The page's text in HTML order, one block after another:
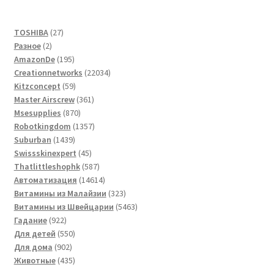
TOSHIBA 2727
Разное 22
товара
AmazonDe 195195
товаров
Creationnetworks 2203422034
Kitzconcept 5959
товаров
Master Airscrew 361361
Msesupplies 870870
товаров
Robotkingdom 13571357
Suburban 14391439
товаров
Swissskinexpert 4545
товаров
Thatlittleshophk 587587
товаров
Автоматизация 1461414614
товаров
Витамины из Малайзии 323323
товара
Витамины из Швейцарии 54635463
Гадание 922922
товара
Для детей 550550
Для дома 902902
товара
Животные 435435